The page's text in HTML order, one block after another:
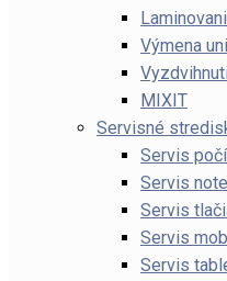
Výmena
MIXIT
Servisné
Servis
Servis
Servis
Servis
Servis